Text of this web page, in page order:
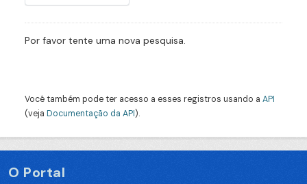
Por favor tente uma nova pesquisa.
Você também pode ter acesso a esses registros usando a API
(veja Documentação da API).
O Portal